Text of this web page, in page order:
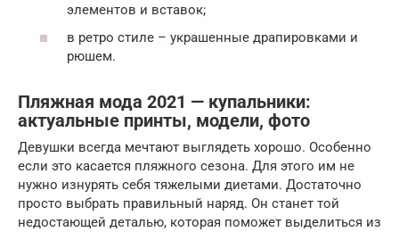
элементов и вставок;
в ретро стиле – украшенные драпировками и
рюшем.
Пляжная мода 2021 — купальники:
актуальные принты, модели, фото
Девушки всегда мечтают выглядеть хорошо. Особенно
если это касается пляжного сезона. Для этого им не
нужно изнурять себя тяжелыми диетами. Достаточно
просто выбрать правильный наряд. Он станет той
недостающей деталью, которая поможет выделиться из